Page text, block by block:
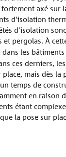
axé sur
d'isolation
d'isolation
pergolas. À
les
ces derniers,
mais dès
temps de
en raison
étant
la pose sur